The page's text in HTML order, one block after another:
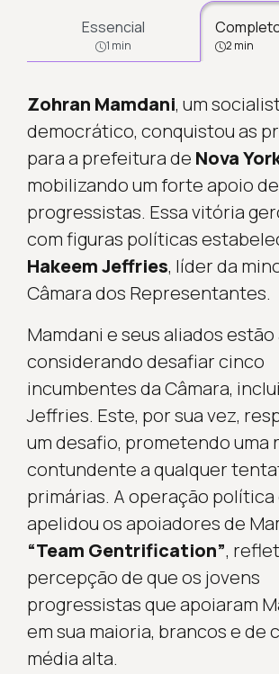
Essencial
1 min 2 min
Zohran Mamdani, um
democrático, conquistou as
para a prefeitura de Nova
mobilizando um forte apoio
progressistas. Essa vitória
com figuras políticas
Hakeem Jeffries, líder da
Câmara dos Representantes.
Mamdani e seus aliados estão
considerando desafiar cinco
incumbentes da Câmara,
Jeffries. Este, por sua vez,
um desafio, prometendo uma
contundente a qualquer
primárias. A operação
apelidou os apoiadores de
“Team Gentrification”,
percepção de que os jovens
progressistas que apoiaram
em sua maioria, brancos e de
média alta.